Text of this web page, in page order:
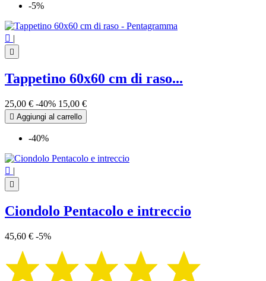
-5%
 |

Tappetino 60x60 cm di raso...
25,00 € -40% 15,00 €
 Aggiungi al carrello
-40%
 |

Ciondolo Pentacolo e intreccio
45,60 € -5%